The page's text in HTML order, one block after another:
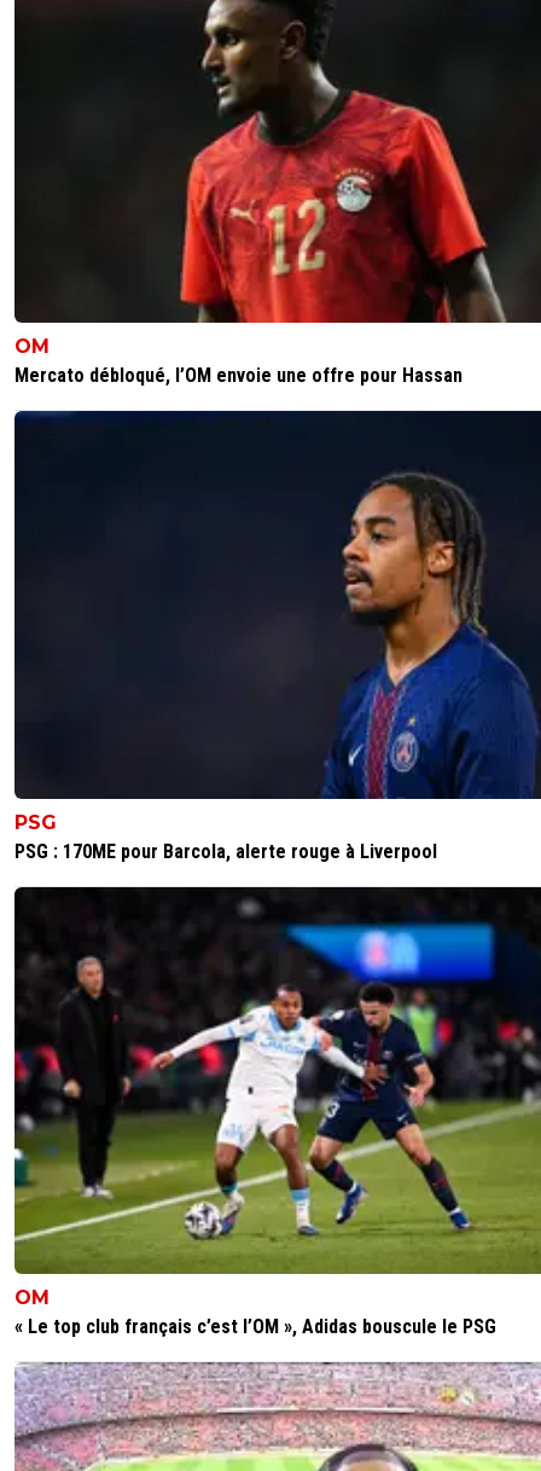
OM
Mercato débloqué, l’OM envoie une offre pour Hassan
PSG
PSG : 170ME pour Barcola, alerte rouge à Liverpool
OM
« Le top club français c’est l’OM », Adidas bouscule le PSG